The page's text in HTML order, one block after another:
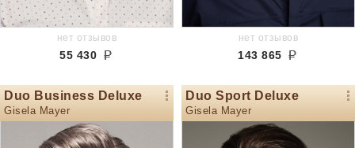
нет отзывов
55 430
нет отзывов
143 865
Duo Business Deluxe
Gisela Mayer
Duo Sport Deluxe
Gisela Mayer